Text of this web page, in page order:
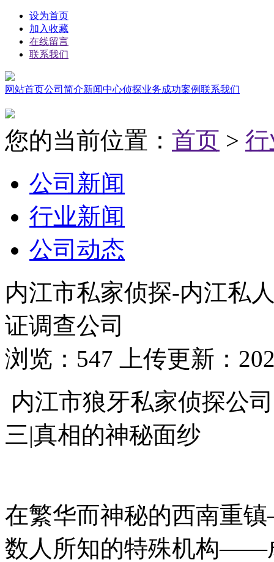
设为首页
加入收藏
在线留言
联系我们
网站首页公司简介新闻中心侦探业务成功案例联系我们
您的当前位置： 首页 >
公司新闻
行业新闻
公司动态
内江市私家侦探-内江私
证调查公司
浏览：547 上传更新：
内江市狼牙私家侦探公
三|真相的神秘面纱
在繁华而神秘的西南重
数人所知的特殊机构——